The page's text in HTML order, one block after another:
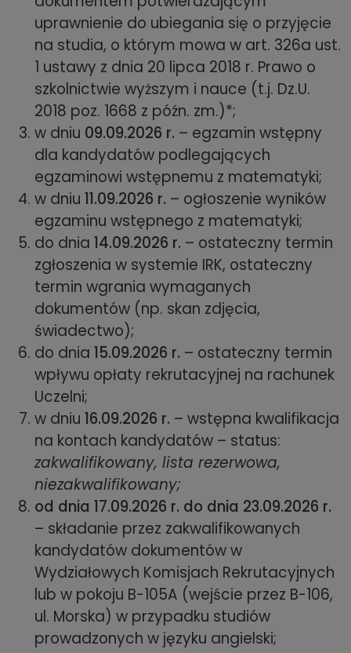
uprawnienie do ubiegania się o przyjęcie
na studia, o którym mowa w art. 326a ust.
1 ustawy z dnia 20 lipca 2018 r. Prawo o
szkolnictwie wyższym i nauce (t.j. Dz.U.
2018 poz. 1668 z późn. zm.)*;
w dniu 09.09.2026 r. – egzamin wstępny
dla kandydatów podlegających
egzaminowi wstępnemu z matematyki;
w dniu 11.09.2026 r. – ogłoszenie wyników
egzaminu wstępnego z matematyki;
do dnia 14.09.2026 r. – ostateczny termin
zgłoszenia w systemie IRK, ostateczny
termin wgrania wymaganych
dokumentów (np. skan zdjęcia,
świadectwo);
do dnia 15.09.2026 r. – ostateczny termin
wpływu opłaty rekrutacyjnej na rachunek
Uczelni;
w dniu 16.09.2026 r. – wstępna kwalifikacja
na kontach kandydatów – status:
zakwalifikowany, lista rezerwowa,
niezakwalifikowany;
od dnia 17.09.2026 r. do dnia 23.09.2026 r.
– składanie przez zakwalifikowanych
kandydatów dokumentów w
Wydziałowych Komisjach Rekrutacyjnych
lub w pokoju B-105A (wejście przez B-106,
ul. Morska) w przypadku studiów
prowadzonych w języku angielski;